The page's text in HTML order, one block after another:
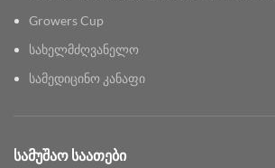
Growers Cup
სახელმძღვანელო
სამედიცინო კანაფი
ᲡᲐᲛᲣᲨᲐᲝ ᲡᲐᲐᲗᲔᲑᲘ